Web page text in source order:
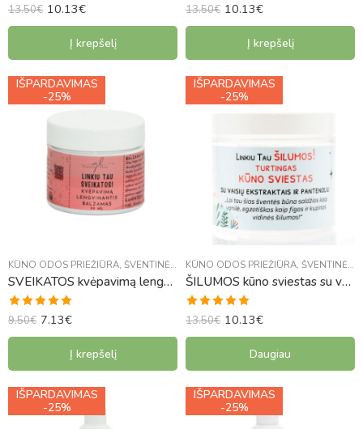
Įvertinimas:
5.00iš 5
13.50€ 10.13€
Į krepšelį
Įvertinimas:
5.00iš 5
13.50€ 10.13€
Į krepšelį
IŠPARDAVIMAS
-25%
KŪNO ODOS PRIEŽIŪRA, ŠVENTINĖ KOLEKCIJA
SVEIKATOS kvėpavimą lengvinantis balzamas
Įvertinimas:
5.00iš 5
9.50€ 7.13€
Į krepšelį
IŠPARDUOTA
IŠPARDAVIMAS
-25%
KŪNO ODOS PRIEŽIŪRA, ŠVENTINĖ KOLEKCIJA
ŠILUMOS kūno sviestas su vaisių ekstraktais ir pantenoliu
Įvertinimas:
5.00iš 5
13.50€ 10.13€
Daugiau
IŠPARDAVIMAS
-25%
IŠPARDAVIMAS
-25%